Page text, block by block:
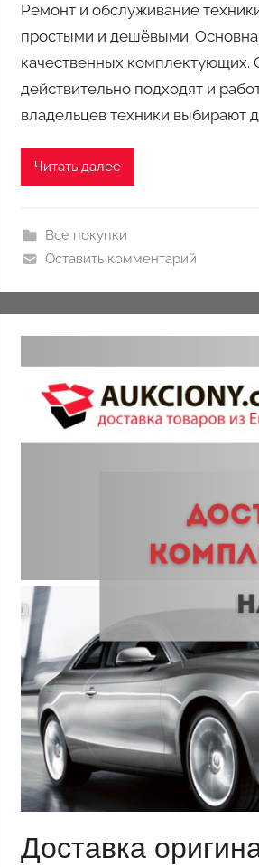
т
о
р
о
м
o
Ремонт и обслуживание
простыми и дешёвыми.
качественных комплектующих.
действительно подходят и
владельцев техники выбирают
Читать далее
Все покупки
Оставить комментарий
Доставка